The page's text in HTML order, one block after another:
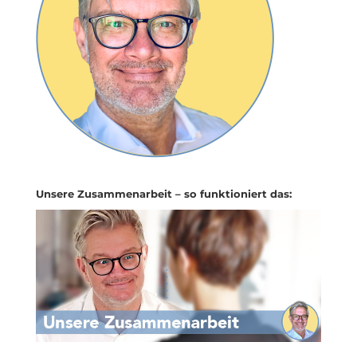
Unsere Zusammenarbeit – so funktioniert das: